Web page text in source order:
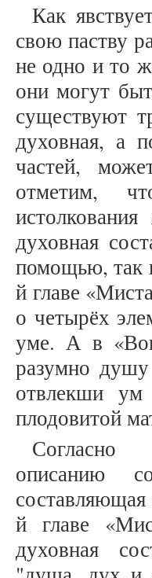
Как
свою паству
не одно и то
они могут
существуют
духовная, а
частей,
отметим,
духовная
помощью, так
й главе
о четырёх
уме. А в
разумно
отвлекши ум
плодовитой
Согласно
описанию
составляющая
й главе
духовная